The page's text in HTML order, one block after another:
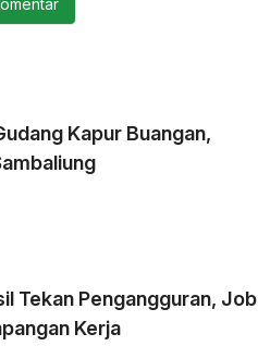
Kapur Buangan,
Tekan Pengangguran, Job
Kerja